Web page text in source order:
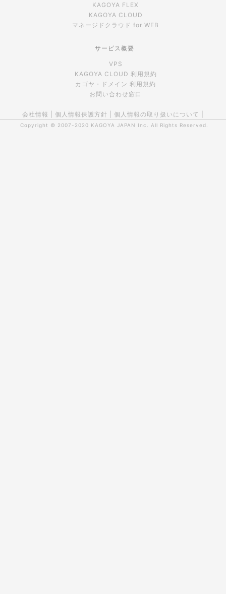
KAGOYA FLEX
KAGOYA CLOUD
マネージドクラウド for WEB
サービス概要
VPS
KAGOYA CLOUD 利用規約
カゴヤ・ドメイン 利用規約
お問い合わせ窓口
会社情報 個人情報保護方針 個人情報の取り扱いについて
Copyright © 2007-2020 KAGOYA JAPAN Inc. All Rights Reserved.